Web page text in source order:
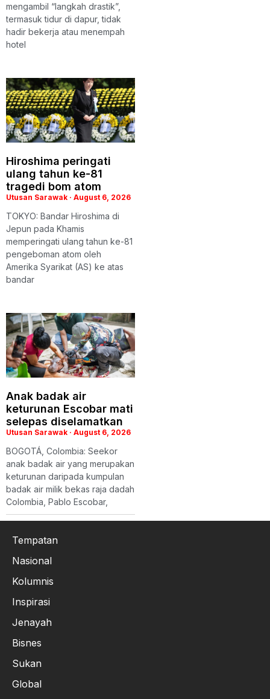
mengambil “langkah drastik”,
termasuk tidur di dapur, tidak
hadir bekerja atau menempah
hotel
Hiroshima peringati
ulang tahun ke-81
tragedi bom atom
Utusan Sarawak August 6, 2026
TOKYO: Bandar Hiroshima di
Jepun pada Khamis
memperingati ulang tahun ke-81
pengeboman atom oleh
Amerika Syarikat (AS) ke atas
bandar
Anak badak air
keturunan Escobar mati
selepas diselamatkan
Utusan Sarawak August 6, 2026
BOGOTÁ, Colombia: Seekor
anak badak air yang merupakan
keturunan daripada kumpulan
badak air milik bekas raja dadah
Colombia, Pablo Escobar,
Tempatan
Nasional
Kolumnis
Inspirasi
Jenayah
Bisnes
Sukan
Global